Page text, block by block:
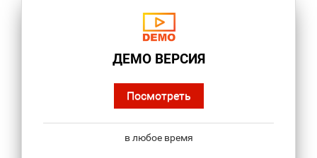
ДЕМО ВЕРСИЯ
Посмотреть
в любое время